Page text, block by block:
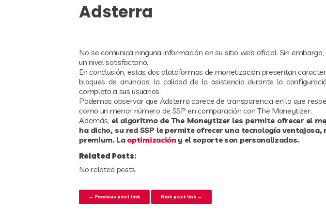
Adsterra
No se comunica ninguna información en su sitio web oficial. Sin
un nivel satisfactorio.
En conclusión, estas dos plataformas de monetización presentan
bloques de anuncios, la calidad de la asistencia durante la
completo a sus usuarios.
Podemos observar que Adsterra carece de transparencia en lo que
como un menor número de SSP en comparación con The Moneytizer.
Además, el algoritmo de The Moneytizer les permite ofrecer el
ha dicho, su red SSP le permite ofrecer una tecnología
premium. La optimización y el soporte son personalizados.
Related Posts:
No related posts.
Navegación de entradas
← Previous post link Next post link →